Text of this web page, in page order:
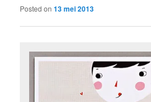
Posted on13 mei 2013